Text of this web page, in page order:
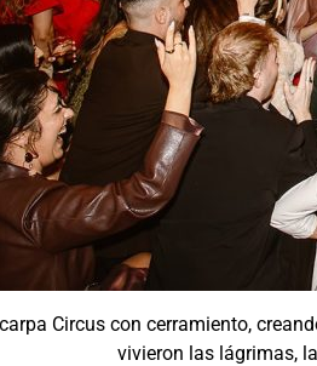
Circus con cerramiento,
vivieron las lágrimas,